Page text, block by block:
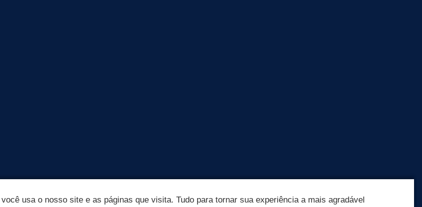
usa o nosso site e as páginas que visita. Tudo para tornar sua experiência a mais agradável